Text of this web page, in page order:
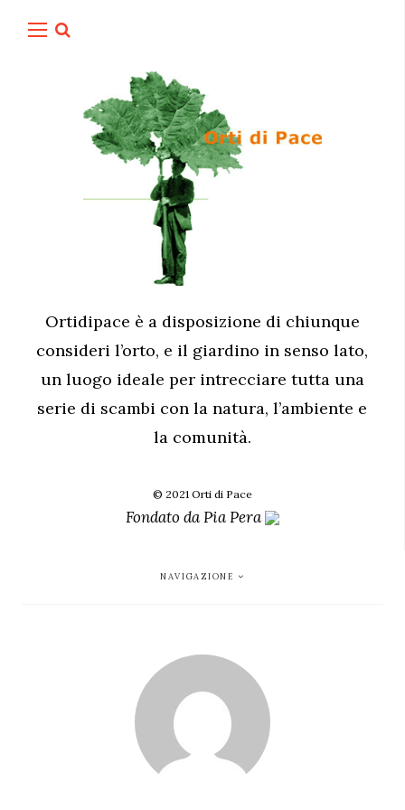
Ortidipace è a disposizione di chiunque
consideri l’orto, e il giardino in senso lato,
un luogo ideale per intrecciare tutta una
serie di scambi con la natura, l’ambiente e
la comunità.
© 2021 Orti di Pace
Fondato daPia Pera
NAVIGAZIONE